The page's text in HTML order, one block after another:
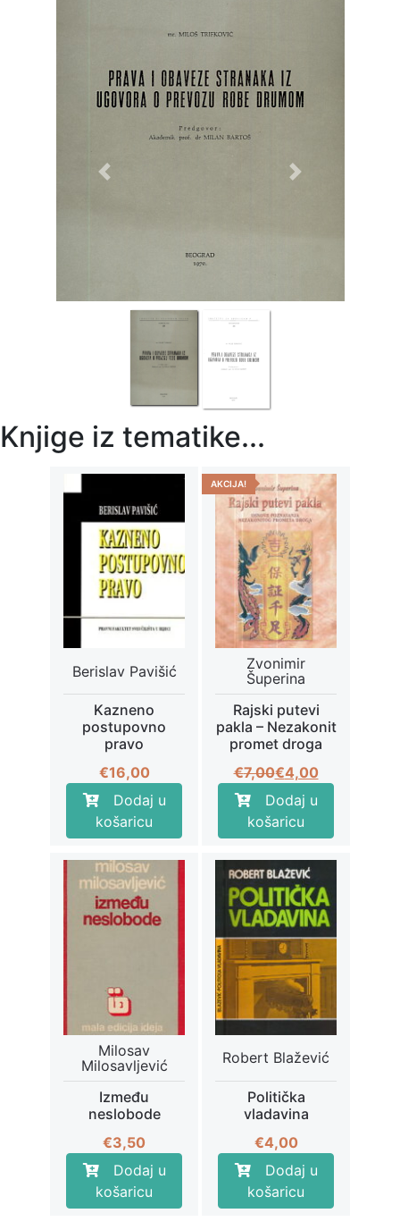
Previous Next
Knjige iz tematike...
Berislav Pavišić
Kazneno
postupovno
pravo
€16,00
Dodaj u
košaricu
AKCIJA!
Zvonimir
Šuperina
Rajski putevi
pakla – Nezakonit
promet droga
€7,00Izvorna
cijena
bila
je:
€7,00.
€4,00
Trenutna
cijena
je:
€4,00.
Dodaj u
košaricu
Milosav
Milosavljević
Između
neslobode
€3,50
Dodaj u
košaricu
Robert Blažević
Politička
vladavina
€4,00
Dodaj u
košaricu